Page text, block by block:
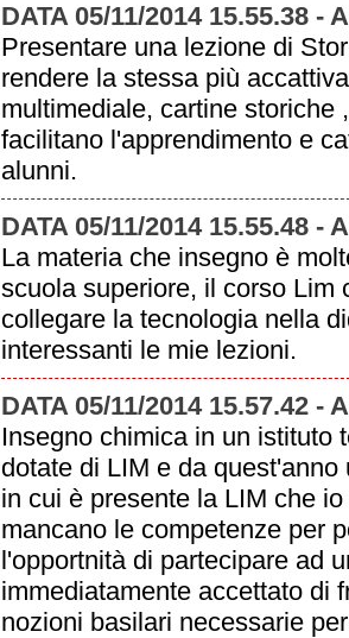
DATA 05/11/2014 15.55.38 -
Presentare una lezione di
rendere la stessa più
multimediale, cartine storiche
facilitano l'apprendimento e
alunni.
DATA 05/11/2014 15.55.48 -
La materia che insegno è
scuola superiore, il corso Lim
collegare la tecnologia nella
interessanti le mie lezioni.
DATA 05/11/2014 15.57.42 -
Insegno chimica in un istituto
dotate di LIM e da
in cui è presente la LIM che
mancano le competenze per
l'opportnità di partecipare ad
immediatamente accettato di
nozioni basilari necessarie